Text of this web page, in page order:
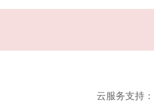
云服务支持